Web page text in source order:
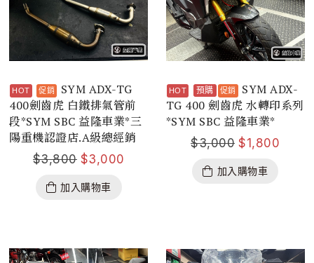
SYM ADX-TG
400劍齒虎 白鐵排氣管前
段*SYM SBC 益隆車業*三
陽重機認證店.A級總經銷
$3,800 $3,000
加入購物車
預購
SYM ADX-
TG 400 劍齒虎 水轉印系列
*SYM SBC 益隆車業*
$3,000 $1,800
加入購物車